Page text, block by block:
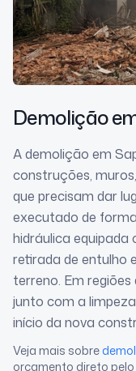
Demolição
A demolição em
construções,
que precisam dar
executado de
hidráulica equipada
retirada de entulho
terreno. Em
junto com a
início da nova
Veja mais sobre
orçamento direto